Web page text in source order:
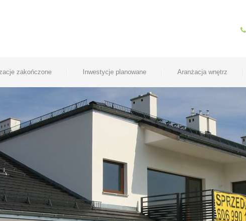
zakończone Inwestycje planowane Aranżacja wnętrz